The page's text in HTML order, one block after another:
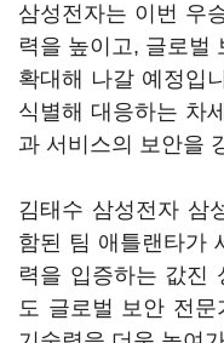
삼성전자는 이번 우
력을 높이고, 글로벌
확대해 나갈 예정입
식별해 대응하는 차
과 서비스의 보안을
김태수 삼성전자 삼
함된 팀 애틀랜타가
력을 입증하는 값진
도 글로벌 보안 전